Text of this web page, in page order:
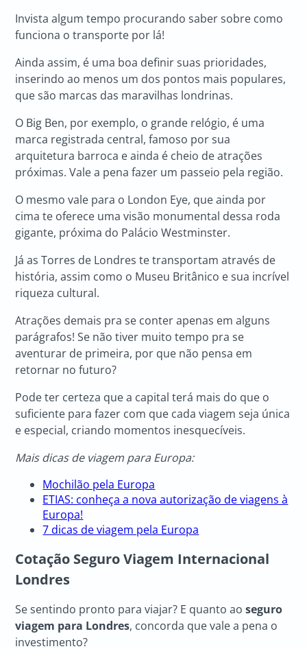
Invista algum tempo procurando saber sobre como
funciona o transporte por lá!
Ainda assim, é uma boa definir suas prioridades,
inserindo ao menos um dos pontos mais populares,
que são marcas das maravilhas londrinas.
O Big Ben, por exemplo, o grande relógio, é uma
marca registrada central, famoso por sua
arquitetura barroca e ainda é cheio de atrações
próximas. Vale a pena fazer um passeio pela região.
O mesmo vale para o London Eye, que ainda por
cima te oferece uma visão monumental dessa roda
gigante, próxima do Palácio Westminster.
Já as Torres de Londres te transportam através de
história, assim como o Museu Britânico e sua incrível
riqueza cultural.
Atrações demais pra se conter apenas em alguns
parágrafos! Se não tiver muito tempo pra se
aventurar de primeira, por que não pensa em
retornar no futuro?
Pode ter certeza que a capital terá mais do que o
suficiente para fazer com que cada viagem seja única
e especial, criando momentos inesquecíveis.
Mais dicas de viagem para Europa:
Mochilão pela Europa
ETIAS: conheça a nova autorização de viagens à
Europa!
7 dicas de viagem pela Europa
Cotação Seguro Viagem Internacional
Londres
Se sentindo pronto para viajar? E quanto ao seguro
viagem para Londres, concorda que vale a pena o
investimento?